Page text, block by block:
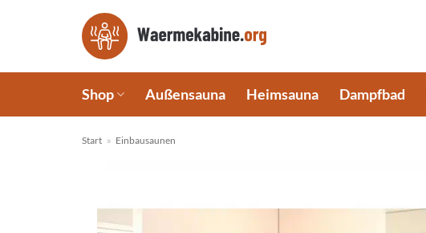
Shop Außensauna Heimsauna Dampfbad
Start » Einbausaunen